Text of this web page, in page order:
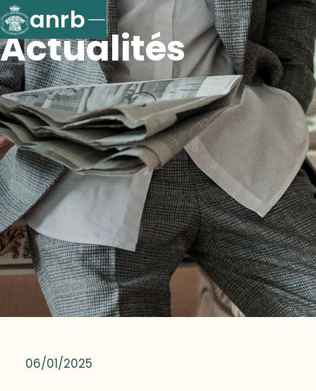
anrb
Actualités
06/01/2025